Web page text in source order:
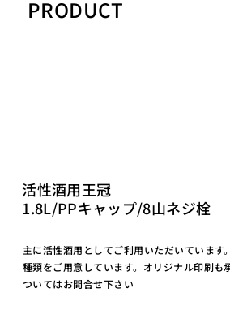
PRODUCT
活性酒用王冠
1.8L/PPキャップ/8山ネジ栓
主に活性酒用としてご利用いただいています
種類をご用意しています。オリジナル印刷も
ついてはお問合せ下さい